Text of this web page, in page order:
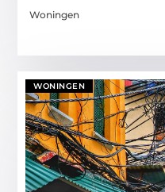
Woningen
WONINGEN